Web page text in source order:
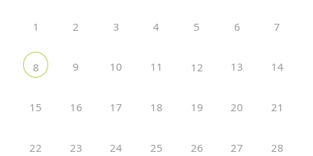
1 2 3 4 5 6 7
8 9 10 11 12 13 14
15 16 17 18 19 20 21
22 23 24 25 26 27 28